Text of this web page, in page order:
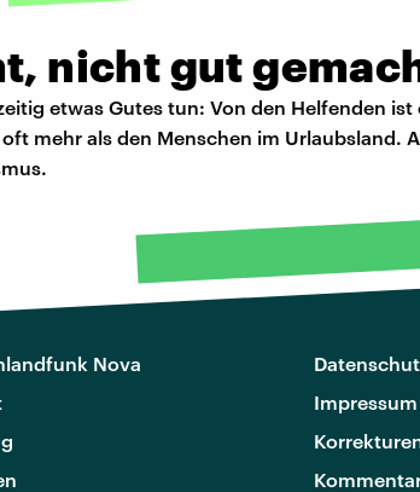
nicht gut
etwas Gutes tun: Von den Helfenden ist
mehr als den Menschen im Urlaubsland.
Nova
Impressum